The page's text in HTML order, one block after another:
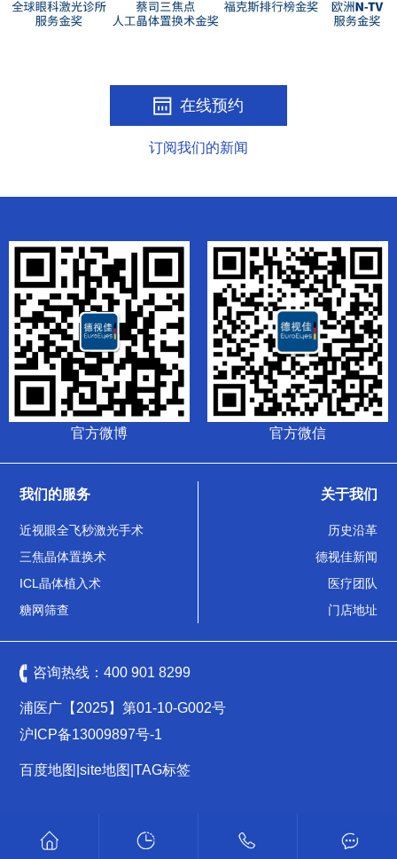
在线预约
订阅我们的新闻
官方微博 官方微信
我们的服务
近视眼全飞秒激光手术
三焦晶体置换术
ICL晶体植入术
糖网筛查
关于我们
历史沿革
德视佳新闻
医疗团队
门店地址
咨询热线：400 901 8299
浦医广【2025】第01-10-G002号
沪ICP备13009897号-1
百度地图 |site地图 |TAG标签
沪公网安备 31011502009461号